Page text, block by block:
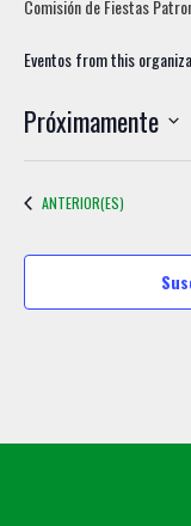
Comisión de Fiestas
Eventos from this
Próximamente
S
l
c
r
EVENTOS
ANTERIOR(ES)